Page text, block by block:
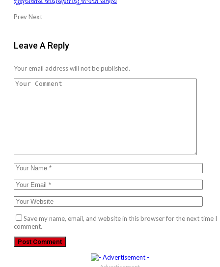
PrevNext
Leave A Reply
Your email address will not be published.
Save my name, email, and website in this browser for the next time I
comment.